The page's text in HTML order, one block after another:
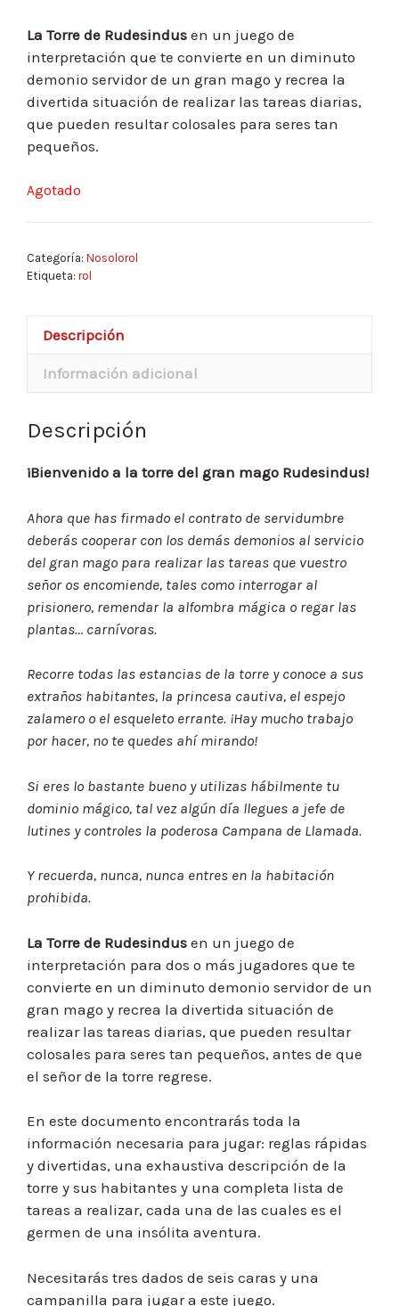
La Torre de Rudesindus en un juego de
interpretación que te convierte en un diminuto
demonio servidor de un gran mago y recrea la
divertida situación de realizar las tareas diarias,
que pueden resultar colosales para seres tan
pequeños.
Agotado
Categoría: Nosolorol
Etiqueta: rol
Descripción
Información adicional
Descripción
¡Bienvenido a la torre del gran mago Rudesindus!
Ahora que has firmado el contrato de servidumbre
deberás cooperar con los demás demonios al servicio
del gran mago para realizar las tareas que vuestro
señor os encomiende, tales como interrogar al
prisionero, remendar la alfombra mágica o regar las
plantas… carnívoras.
Recorre todas las estancias de la torre y conoce a sus
extraños habitantes, la princesa cautiva, el espejo
zalamero o el esqueleto errante. ¡Hay mucho trabajo
por hacer, no te quedes ahí mirando!
Si eres lo bastante bueno y utilizas hábilmente tu
dominio mágico, tal vez algún día llegues a jefe de
lutines y controles la poderosa Campana de Llamada.
Y recuerda, nunca, nunca entres en la habitación
prohibida.
La Torre de Rudesindus en un juego de
interpretación para dos o más jugadores que te
convierte en un diminuto demonio servidor de un
gran mago y recrea la divertida situación de
realizar las tareas diarias, que pueden resultar
colosales para seres tan pequeños, antes de que
el señor de la torre regrese.
En este documento encontrarás toda la
información necesaria para jugar: reglas rápidas
y divertidas, una exhaustiva descripción de la
torre y sus habitantes y una completa lista de
tareas a realizar, cada una de las cuales es el
germen de una insólita aventura.
Necesitarás tres dados de seis caras y una
campanilla para jugar a este juego.